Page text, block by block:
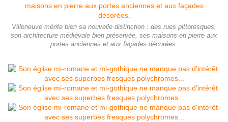
Villeneuve mérite bien sa nouvelle distinction : des rues pittoresques,
son architecture médiévale bien préservée, ses maisons en pierre aux
portes anciennes et aux façades décorées.